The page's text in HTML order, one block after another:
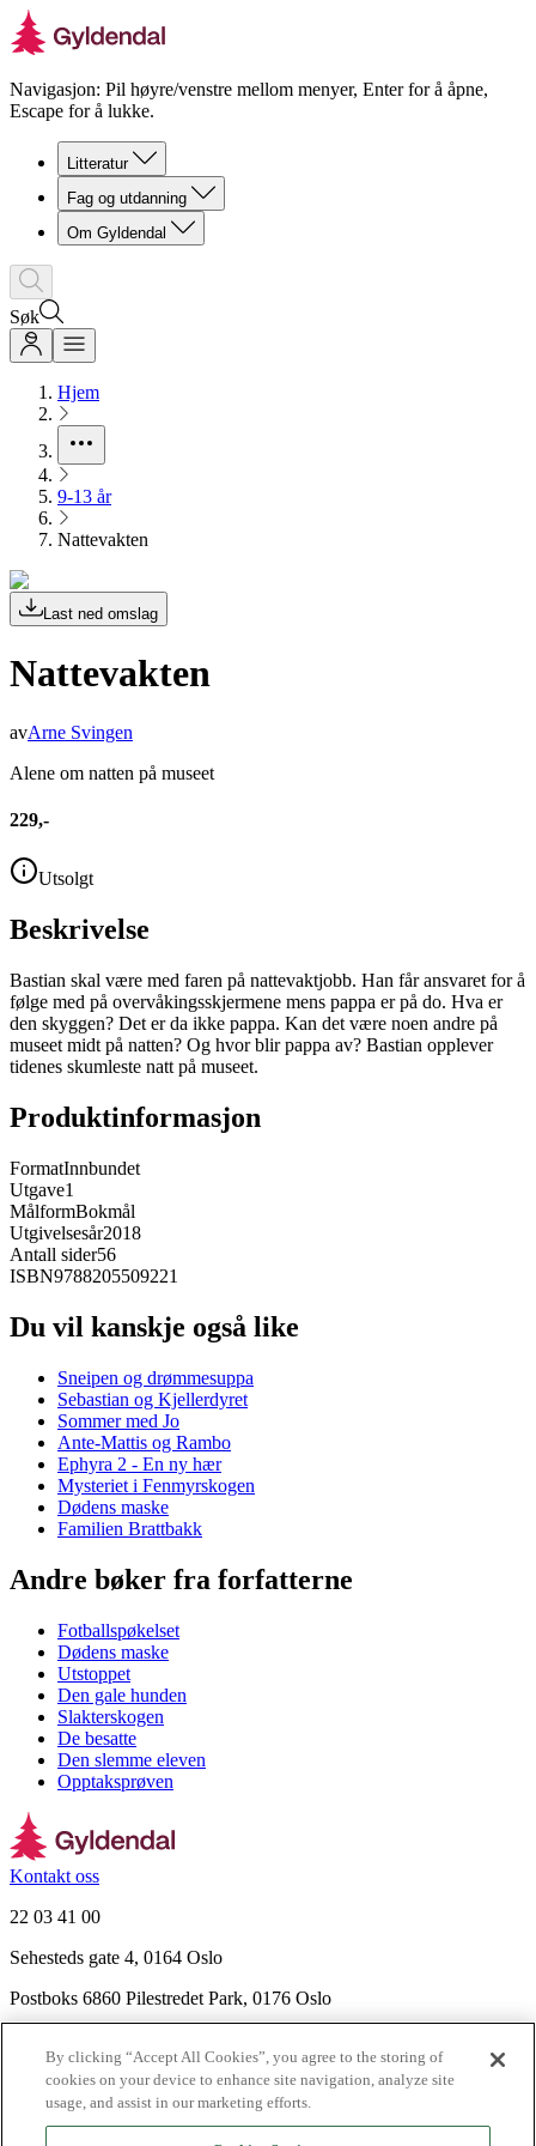
Navigasjon: Pil høyre/venstre mellom menyer, Enter for å åpne,
Escape for å lukke.
Litteratur
Fag og utdanning
Om Gyldendal
Søk
Hjem
9-13 år
Nattevakten
Last ned omslag
Nattevakten
avArne Svingen
Alene om natten på museet
229,-
Utsolgt
Beskrivelse
Bastian skal være med faren på nattevaktjobb. Han får ansvaret for å
følge med på overvåkingsskjermene mens pappa er på do. Hva er
den skyggen? Det er da ikke pappa. Kan det være noen andre på
museet midt på natten? Og hvor blir pappa av? Bastian opplever
tidenes skumleste natt på museet.
Produktinformasjon
FormatInnbundet
Utgave1
MålformBokmål
Utgivelsesår2018
Antall sider56
ISBN9788205509221
Du vil kanskje også like
Sneipen og drømmesuppa
Sebastian og Kjellerdyret
Sommer med Jo
Ante-Mattis og Rambo
Ephyra 2 - En ny hær
Mysteriet i Fenmyrskogen
Dødens maske
Familien Brattbakk
Andre bøker fra forfatterne
Fotballspøkelset
Dødens maske
Utstoppet
Den gale hunden
Slakterskogen
De besatte
Den slemme eleven
Opptaksprøven
Kontakt oss
22 03 41 00
Sehesteds gate 4, 0164 Oslo
Postboks 6860 Pilestredet Park, 0176 Oslo
Nyhetsbrev
Ledige stillinger
Send inn manus
By clicking “Accept All Cookies”, you agree to the storing of
cookies on your device to enhance site navigation, analyze site
usage, and assist in our marketing efforts.